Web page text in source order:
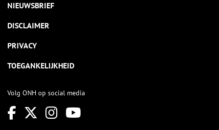
NIEUWSBRIEF
DISCLAIMER
PRIVACY
TOEGANKELIJKHEID
Volg ONH op social media